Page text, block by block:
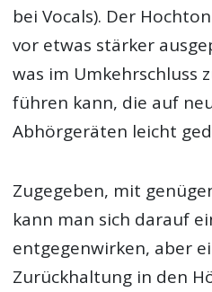
bei Vocals). Der
vor etwas stärker
was im Umkehrschluss
führen kann, die auf
Abhörgeräten leicht
Zugegeben, mit
kann man sich darauf
entgegenwirken, aber
Zurückhaltung in den